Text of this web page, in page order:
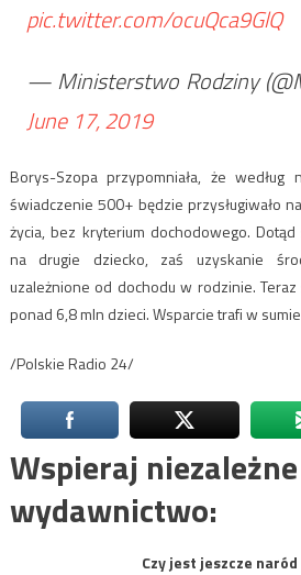
pic.twitter.com/ocuQca9GlQ
— Ministerstwo Rodziny
June 17, 2019
Borys-Szopa przypomniała, że
świadczenie 500+ będzie przysługiwało
życia, bez kryterium dochodowego.
na drugie dziecko, zaś uzyskanie
uzależnione od dochodu w rodzinie.
ponad 6,8 mln dzieci. Wsparcie trafi w
/Polskie Radio 24/
Wspieraj niezależne
wydawnictwo:
Czy jest jeszcze